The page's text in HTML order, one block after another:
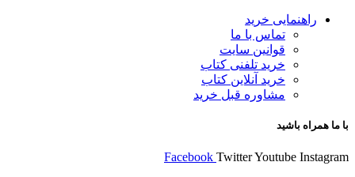
راهنمایی خرید
تماس با ما
قوانین سایت
خرید تلفنی کتاب
خرید آنلاین کتاب
مشاوره قبل خرید
با ما همراه باشید
Facebook TwitterYoutube Instagram